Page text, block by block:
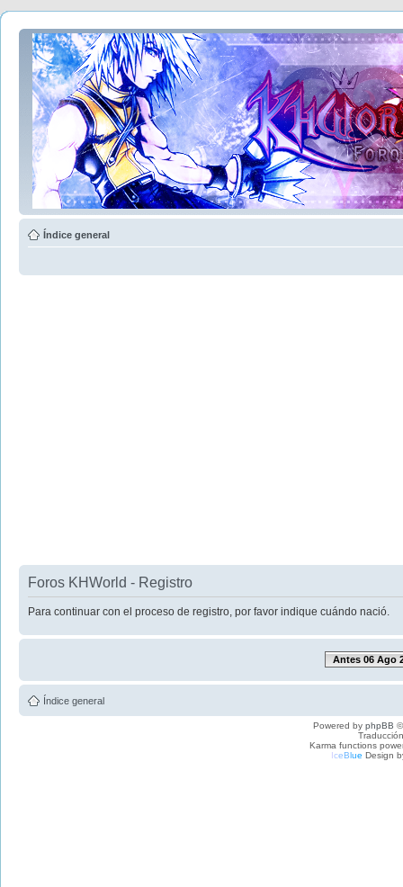
Índice general
Foros KHWorld - Registro
Para continuar con el proceso de registro, por favor indique cuándo nació.
Antes 06 Ago
Índice general
Powered by phpBB
Karma functions
IceBlue Design